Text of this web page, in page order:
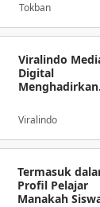
Tokban
Viralindo
Digital
Menghadirkan
Dunia Media
Indonesia
Viralindo
Termasuk
Profil Pelajar
Manakah